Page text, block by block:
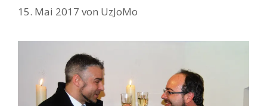
15. Mai 2017 von UzJoMo